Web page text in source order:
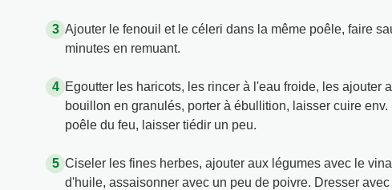
Ajouter le fenouil et le céleri dans la même poêle, faire
minutes en remuant.
Egoutter les haricots, les rincer à l'eau froide, les ajouter
bouillon en granulés, porter à ébullition, laisser cuire env.
poêle du feu, laisser tiédir un peu.
Ciseler les fines herbes, ajouter aux légumes avec le
d'huile, assaisonner avec un peu de poivre. Dresser